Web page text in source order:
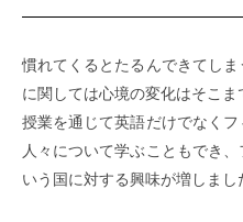
慣れてくるとたるんできてし
に関しては心境の変化はそこま
授業を通じて英語だけでなくフ
人々について学ぶこともでき
いう国に対する興味が増しまし